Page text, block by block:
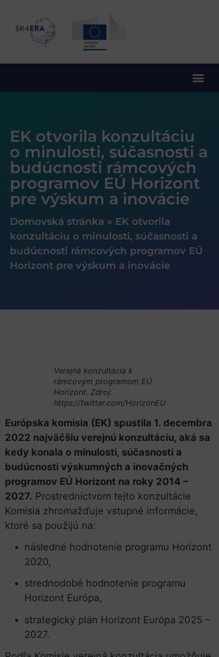
EK otvorila konzultáciu
o minulosti, súčasnosti a
budúcnosti rámcových
programov EÚ Horizont
pre výskum a inovácie
Domovská stránka » EK otvorila
konzultáciu o minulosti, súčasnosti a
budúcnosti rámcových programov EÚ
Horizont pre výskum a inovácie
Verejná konzultácia k
rámcovým programom EÚ
Horizont. Zdroj:
https://twitter.com/HorizonEU
Európska komisia (EK) spustila 1. decembra
2022 najväčšiu verejnú konzultáciu, aká sa
kedy konala o minulosti, súčasnosti a
budúcnosti výskumných a inovačných
programov EÚ Horizont na roky 2014 –
2027. Prostredníctvom tejto konzultácie
Komisia zhromažďuje vstupné informácie,
ktoré sa použijú na:
následné hodnotenie programu Horizont
2020,
strednodobé hodnotenie programu
Horizont Európa,
strategický plán Horizont Európa 2025 –
2027.